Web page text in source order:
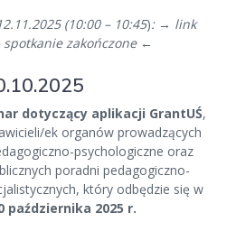
(10:00 – 10:45): → link
zakończone ←
dotyczący aplikacji GrantUŚ,
ek organów prowadzących
psychologiczne oraz
poradni pedagogiczno-
który odbędzie się w
października 2025 r.